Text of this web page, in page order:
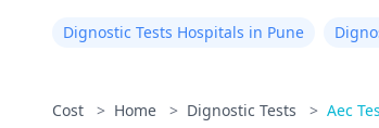
Dignostic Tests Hospitals in Pune
Cost > Home > Dignostic Tests > Aec